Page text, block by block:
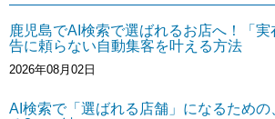
鹿児島でAI検索で選ばれるお店へ！「
告に頼らない自動集客を叶える方法
2026年08月02日
AI検索で「選ばれる店舗」になるための